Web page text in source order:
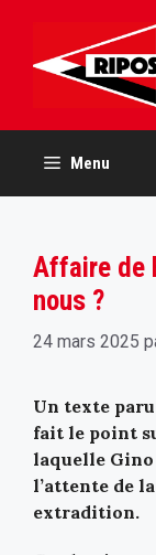
contenu
Menu
Affaire de
nous ?
24 mars 2025
Un texte
fait le point
laquelle Gino
l’attente de
extradition.